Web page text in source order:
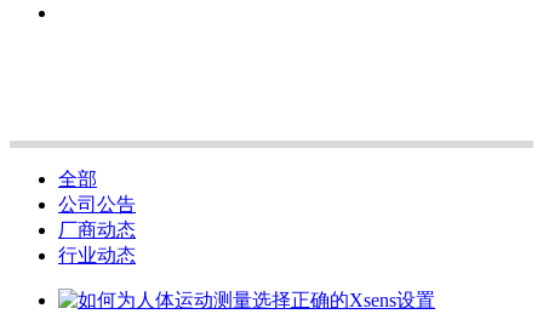
全部
公司公告
厂商动态
行业动态